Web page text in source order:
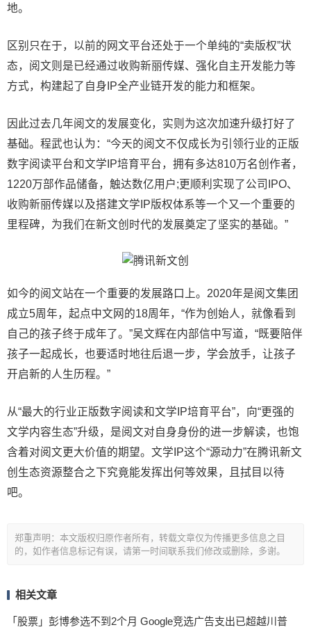
地。
区别只在于，以前的网文平台还处于一个单纯的“卖版权”状
态，阅文则是已经通过收购新丽传媒、强化自主开发能力等
方式，构建起了自身IP全产业链开发的能力和框架。
因此过去几年阅文的发展变化，实则为这次加速升级打好了
基础。程武也认为：“今天的阅文不仅成长为引领行业的正版
数字阅读平台和文学IP培育平台，拥有多达810万名创作者，
1220万部作品储备，触达数亿用户;更顺利实现了公司IPO、
收购新丽传媒以及搭建文学IP版权体系等一个又一个重要的
里程碑，为我们在新文创时代的发展奠定了坚实的基础。”
如今的阅文站在一个重要的发展路口上。2020年是阅文集团
成立5周年，起点中文网的18周年，“作为创始人，就像看到
自己的孩子终于成年了。”吴文辉在内部信中写道，“既要陪伴
孩子一起成长，也要适时地往后退一步，学会放手，让孩子
开启新的人生历程。”
从“最大的行业正版数字阅读和文学IP培育平台”，向“更强的
文学内容生态”升级，是阅文对自身身份的进一步解读，也饱
含着对阅文更大价值的期望。文学IP这个“源动力”在腾讯新文
创生态资源整合之下究竟能发挥出何等效果，且拭目以待
吧。
郑重声明：本文版权归原作者所有，转载文章仅为传播更多信息之目
的，如作者信息标记有误，请第一时间联系我们修改或删除，多谢。
相关文章
「股票」彭博参选不到2个月 Google竞选广告支出已超越川普